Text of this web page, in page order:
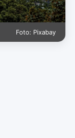
Foto: Pixabay